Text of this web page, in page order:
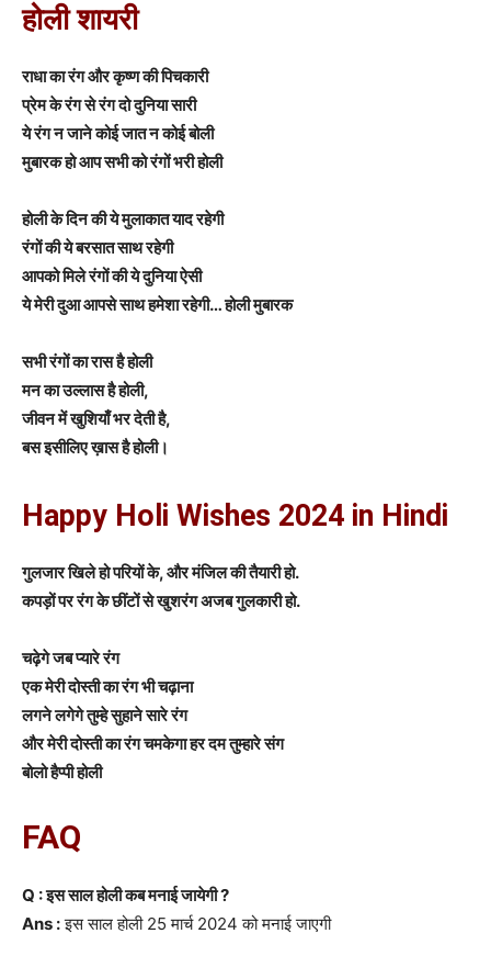
होली शायरी
राधा का रंग और कृष्ण की पिचकारी
प्रेम के रंग से रंग दो दुनिया सारी
ये रंग न जाने कोई जात न कोई बोली
मुबारक हो आप सभी को रंगों भरी होली
होली के दिन की ये मुलाकात याद रहेगी
रंगों की ये बरसात साथ रहेगी
आपको मिले रंगों की ये दुनिया ऐसी
ये मेरी दुआ आपसे साथ हमेशा रहेगी… होली मुबारक
सभी रंगों का रास है होली
मन का उल्लास है होली,
जीवन में खुशियाँ भर देती है,
बस इसीलिए ख़ास है होली।
Happy Holi Wishes 2024 in Hindi
गुलजार खिले हो परियों के, और मंजिल की तैयारी हो.
कपड़ों पर रंग के छींटों से खुशरंग अजब गुलकारी हो.
चढ़ेगे जब प्यारे रंग
एक मेरी दोस्ती का रंग भी चढ़ाना
लगने लगेगे तुम्हे सुहाने सारे रंग
और मेरी दोस्ती का रंग चमकेगा हर दम तुम्हारे संग
बोलो हैप्पी होली
FAQ
Q : इस साल होली कब मनाई जायेगी ?
Ans :इस साल होली 25 मार्च 2024 को मनाई जाएगी